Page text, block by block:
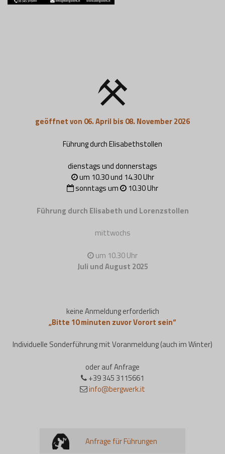
geöffnet von 06. April bis 08. November 2026
Führung durch Elisabethstollen
dienstags und donnerstags
um 10.30 und 14.30 Uhr
sonntags um
10.30 Uhr
Führung durch Elisabeth und Lorenzstollen
mittwochs
um 10.30 Uhr
Juli und August 2025
keine Anmeldung erforderlich
„Bitte 10 minuten zuvor Vorort sein“
Individuelle Sonderführung mit Voranmeldung (auch im Winter)
oder auf Anfrage
+39 345 3115661
info@bergwerk.it
Anfrage für Führungen